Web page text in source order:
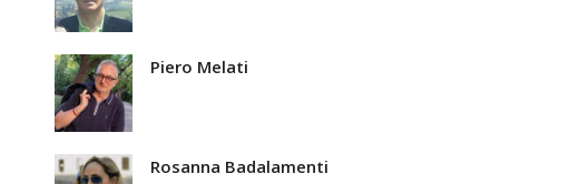
Piero Melati
Rosanna Badalamenti